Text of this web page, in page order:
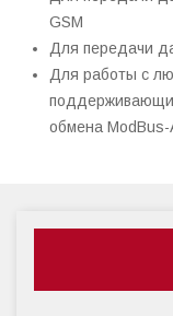
GSM
Для передачи
Для работы с
обмена